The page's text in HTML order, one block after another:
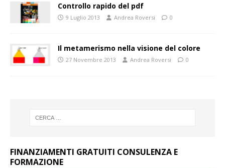
Controllo rapido del pdf
9 Luglio 2013 Andrea Roversi 0
Il metamerismo nella visione del colore
27 Novembre 2013 Andrea Roversi 0
FINANZIAMENTI GRATUITI CONSULENZA E
FORMAZIONE